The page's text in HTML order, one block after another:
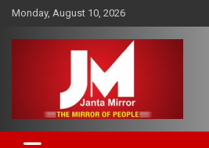
Skip
content
Monday, August 10, 2026
Janta Mirror